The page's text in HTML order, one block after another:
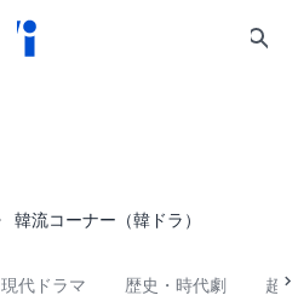
韓流コーナー（韓ドラ）
現代ドラマ 歴史・時代劇 超